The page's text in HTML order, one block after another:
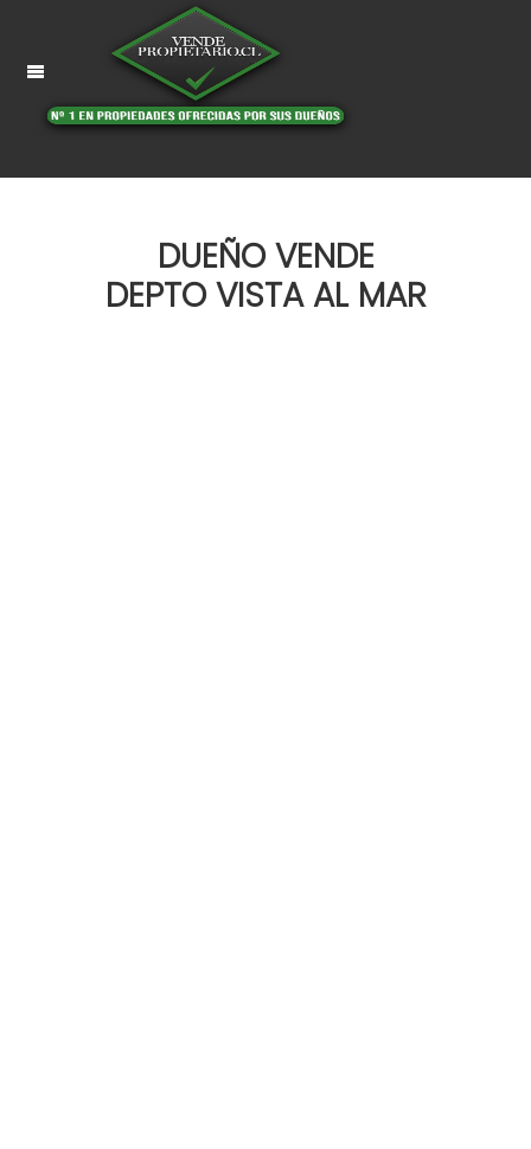
DUEÑO VENDE
DEPTO VISTA AL MAR